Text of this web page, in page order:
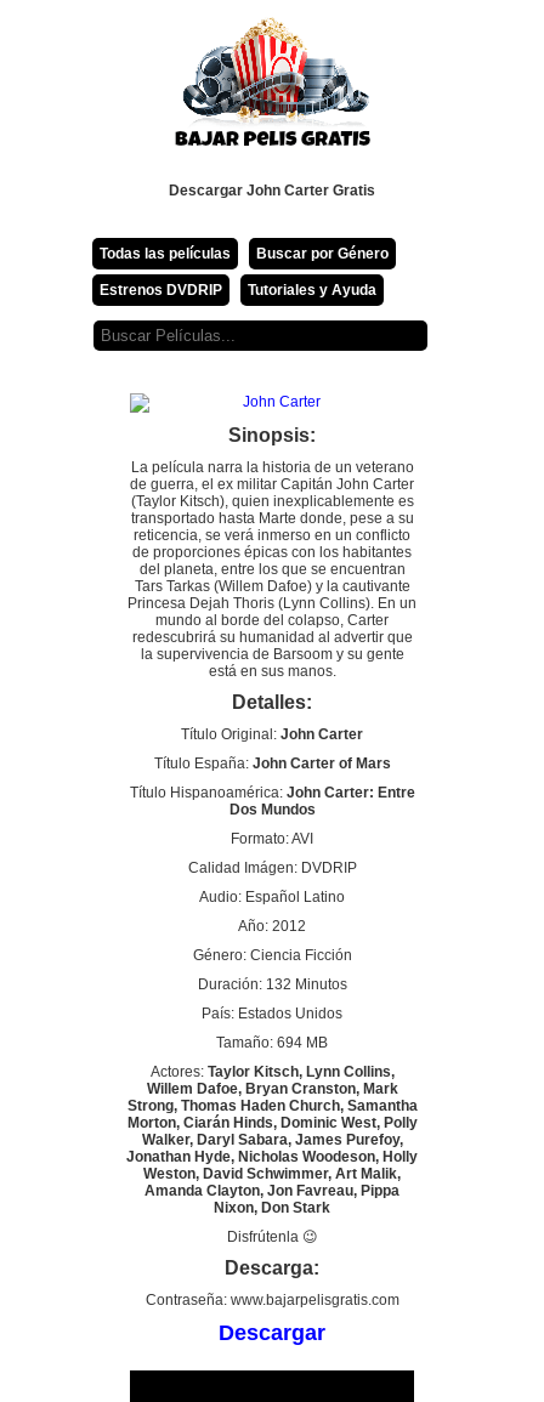
Descargar John Carter Gratis
Todas las películas Buscar por Género
Estrenos DVDRIP Tutoriales y Ayuda
Sinopsis:
La película narra la historia de un veterano
de guerra, el ex militar Capitán John Carter
(Taylor Kitsch), quien inexplicablemente es
transportado hasta Marte donde, pese a su
reticencia, se verá inmerso en un conflicto
de proporciones épicas con los habitantes
del planeta, entre los que se encuentran
Tars Tarkas (Willem Dafoe) y la cautivante
Princesa Dejah Thoris (Lynn Collins). En un
mundo al borde del colapso, Carter
redescubrirá su humanidad al advertir que
la supervivencia de Barsoom y su gente
está en sus manos.
Detalles:
Título Original: John Carter
Título España: John Carter of Mars
Título Hispanoamérica: John Carter: Entre
Dos Mundos
Formato: AVI
Calidad Imágen: DVDRIP
Audio: Español Latino
Año: 2012
Género: Ciencia Ficción
Duración: 132 Minutos
País: Estados Unidos
Tamaño: 694 MB
Actores: Taylor Kitsch, Lynn Collins,
Willem Dafoe, Bryan Cranston, Mark
Strong, Thomas Haden Church, Samantha
Morton, Ciarán Hinds, Dominic West, Polly
Walker, Daryl Sabara, James Purefoy,
Jonathan Hyde, Nicholas Woodeson, Holly
Weston, David Schwimmer, Art Malik,
Amanda Clayton, Jon Favreau, Pippa
Nixon, Don Stark
Disfrútenla 😉
Descarga:
Contraseña: www.bajarpelisgratis.com
Descargar